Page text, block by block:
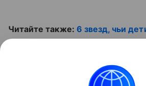
Читайте также: 6 звезд, чьи
благодаря суррогатным мамам
Контент недоступен